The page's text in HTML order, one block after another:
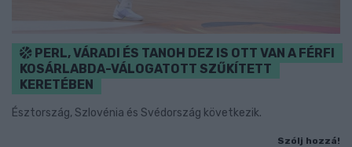
PERL, VÁRADI ÉS TANOH DEZ IS OTT VAN A FÉRFI
KOSÁRLABDA-VÁLOGATOTT SZŰKÍTETT
KERETÉBEN
Észtország, Szlovénia és Svédország következik.
Szólj hozzá!